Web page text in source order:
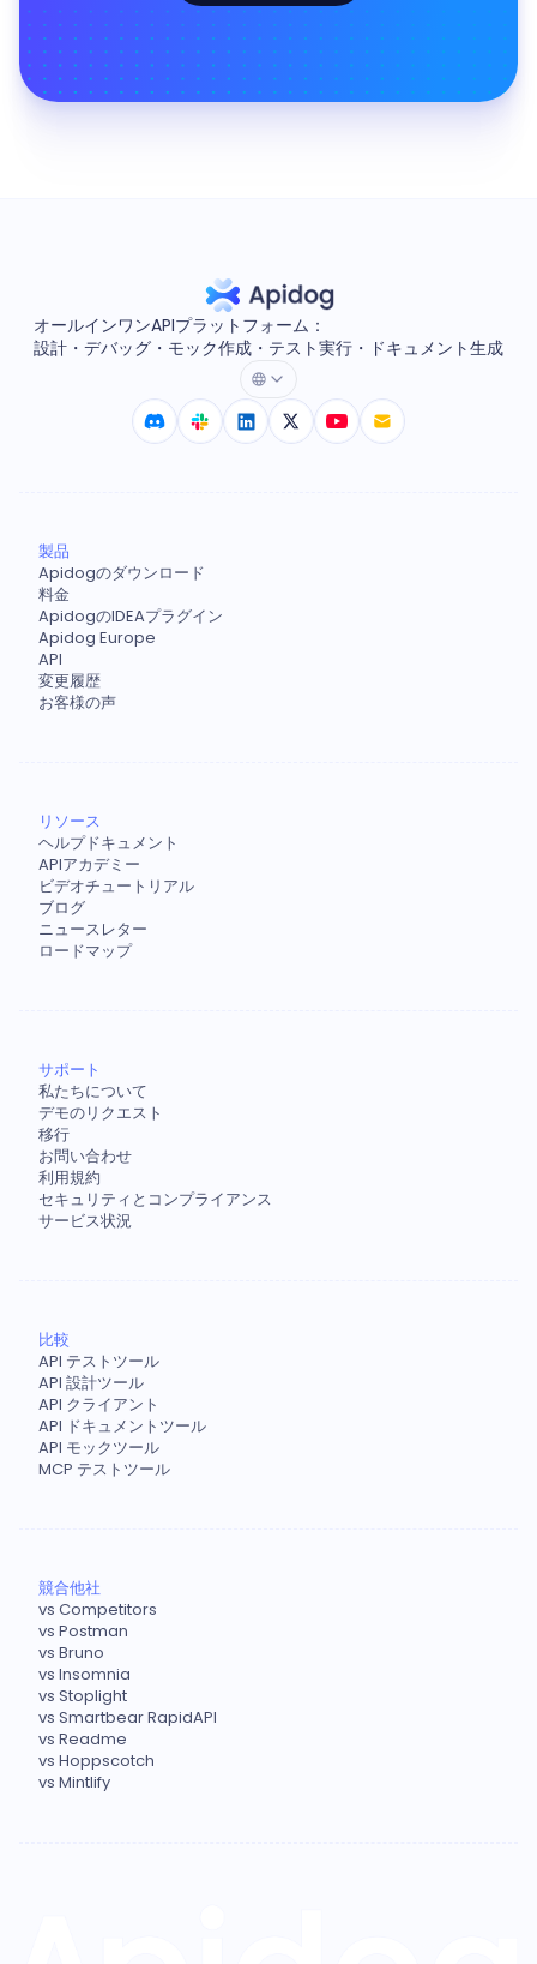
オールインワンAPIプラットフォーム：
設計・デバッグ・モック作成・テスト実行・ドキュメント生成
製品
Apidogのダウンロード
料金
ApidogのIDEAプラグイン
Apidog Europe
API
変更履歴
お客様の声
リソース
ヘルプドキュメント
APIアカデミー
ビデオチュートリアル
ブログ
ニュースレター
ロードマップ
サポート
私たちについて
デモのリクエスト
移行
お問い合わせ
利用規約
セキュリティとコンプライアンス
サービス状況
比較
API テストツール
API 設計ツール
API クライアント
API ドキュメントツール
API モックツール
MCP テストツール
競合他社
vs Competitors
vs Postman
vs Bruno
vs Insomnia
vs Stoplight
vs Smartbear RapidAPI
vs Readme
vs Hoppscotch
vs Mintlify